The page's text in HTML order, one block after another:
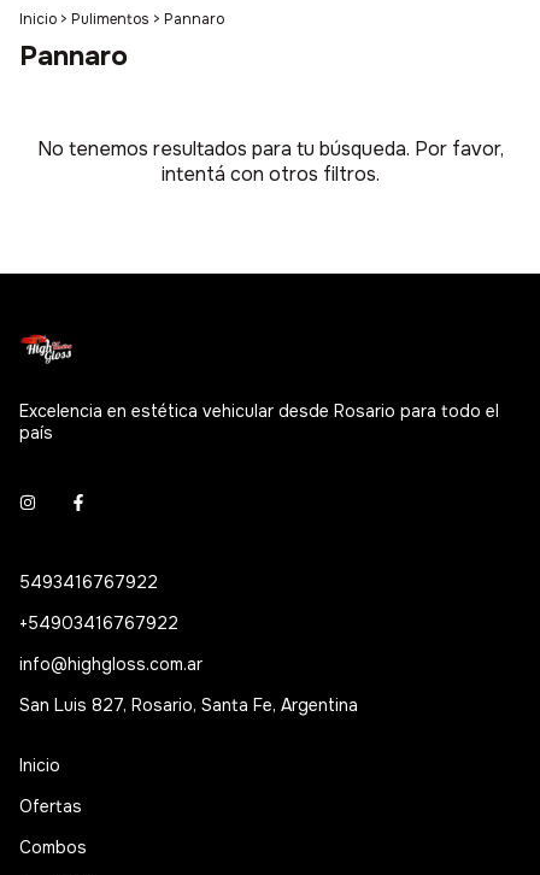
Inicio > Pulimentos > Pannaro
Pannaro
No tenemos resultados para tu búsqueda. Por favor,
intentá con otros filtros.
Excelencia en estética vehicular desde Rosario para todo el
país
5493416767922
+54903416767922
info@highgloss.com.ar
San Luis 827, Rosario, Santa Fe, Argentina
Inicio
Ofertas
Combos